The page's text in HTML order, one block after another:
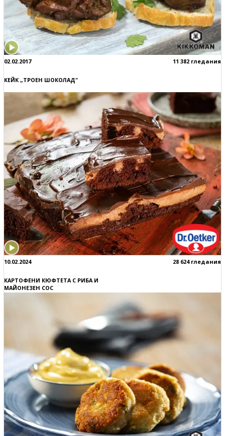
02.02.2017 11 382 гледания
КЕЙК „ТРОЕН ШОКОЛАД"
10.02.2024 28 624 гледания
КАРТОФЕНИ КЮФТЕТА С РИБА И
МАЙОНЕЗЕН СОС